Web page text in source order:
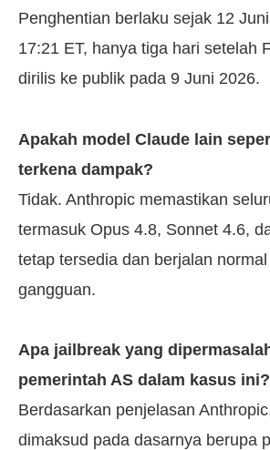
Penghentian berlaku sejak 12
17:21 ET, hanya tiga hari setelah
dirilis ke publik pada 9 Juni 2026.
Apakah model Claude lain
terkena dampak?
Tidak. Anthropic memastikan
termasuk Opus 4.8, Sonnet 4.6,
tetap tersedia dan berjalan
gangguan.
Apa jailbreak yang
pemerintah AS dalam kasus ini?
Berdasarkan penjelasan
dimaksud pada dasarnya berupa